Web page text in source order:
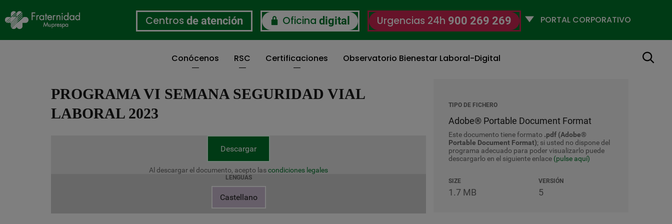
Centros de atención Oficina digital Urgencias 24h 900 269 269
Selecciona
Conócenos RSC Certificaciones Observatorio Bienestar Laboral-Digital Buscar
PROGRAMA VI SEMANA SEGURIDAD VIAL
LABORAL 2023
Descargar
Al descargar el documento, acepto lascondiciones legales
LENGUAS
Castellano
TIPO DE FICHERO
Adobe® Portable Document Format
Este documento tiene formato .pdf (Adobe®
Portable Document Format); si usted no dispone del
programa adecuado para poder visualizarlo puede
descargarlo en el siguiente enlace (pulse aquí)
SIZE
1.7 MB
VERSIÓN
5